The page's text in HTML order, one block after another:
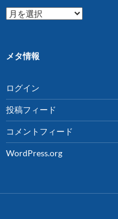
ア
ー
ブ
メタ情報
ログイン
投稿フィード
コメントフィード
WordPress.org